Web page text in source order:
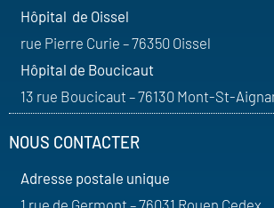
Hôpital de Oissel
rue Pierre Curie – 76350 Oissel
Hôpital de Boucicaut
13 rue Boucicaut – 76130 Mont-St-
NOUS CONTACTER
Adresse postale unique